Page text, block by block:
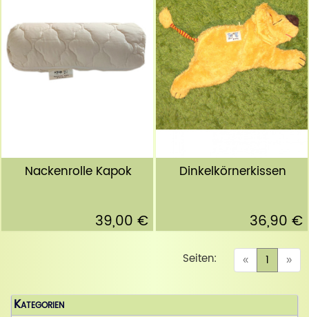
Nackenrolle Kapok
39,00 €
Dinkelkörnerkissen
36,90 €
« 1 »
Seiten:
Kategorien